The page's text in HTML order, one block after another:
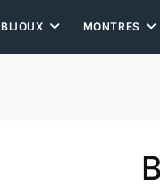
BIJOUX MONTRES